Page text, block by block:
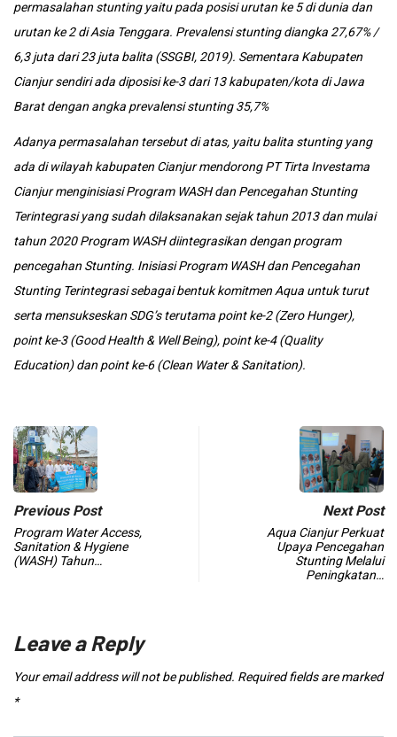
permasalahan stunting yaitu pada posisi urutan ke 5 di dunia dan
urutan ke 2 di Asia Tenggara. Prevalensi stunting diangka 27,67% /
6,3 juta dari 23 juta balita (SSGBI, 2019). Sementara Kabupaten
Cianjur sendiri ada diposisi ke-3 dari 13 kabupaten/kota di Jawa
Barat dengan angka prevalensi stunting 35,7%
Adanya permasalahan tersebut di atas, yaitu balita stunting yang
ada di wilayah kabupaten Cianjur mendorong PT Tirta Investama
Cianjur menginisiasi Program WASH dan Pencegahan Stunting
Terintegrasi yang sudah dilaksanakan sejak tahun 2013 dan mulai
tahun 2020 Program WASH diintegrasikan dengan program
pencegahan Stunting. Inisiasi Program WASH dan Pencegahan
Stunting Terintegrasi sebagai bentuk komitmen Aqua untuk turut
serta mensukseskan SDG’sterutama point ke-2(Zero Hunger),
point ke-3(Good Health & Well Being), point ke-4(Quality
Education)dan point ke-6(Clean Water & Sanitation).
Previous Post
Program Water Access,
Sanitation & Hygiene
(WASH) Tahun…
Next Post
Aqua Cianjur Perkuat
Upaya Pencegahan
Stunting Melalui
Peningkatan…
Leave a Reply
Your email address will not be published. Required fields are marked
*